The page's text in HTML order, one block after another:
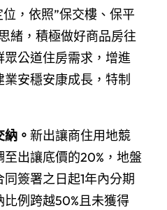
，依照”保交樓、保平
緒，積極做好商品房往
公道住房需求，增進
安穩安康成長，特制
。 新出讓商住用地競
出讓底價的20%，地盤
簽署之日起1年內分期
例跨越50%且未獲得